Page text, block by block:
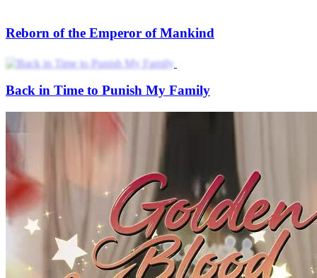
Reborn of the Emperor of Mankind